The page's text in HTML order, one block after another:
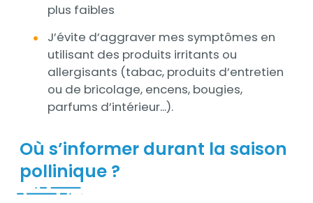
plus faibles
J’évite d’aggraver mes symptômes en
utilisant des produits irritants ou
allergisants (tabac, produits d’entretien
ou de bricolage, encens, bougies,
parfums d’intérieur...).
Où s’informer durant la saison
pollinique ?